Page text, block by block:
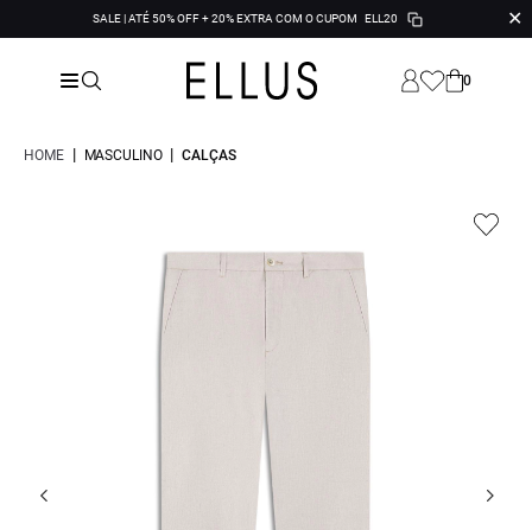
SALE | ATÉ 50% OFF + 20% EXTRA COM O CUPOM ELL20 ✕
0
HOME | MASCULINO | CALÇAS